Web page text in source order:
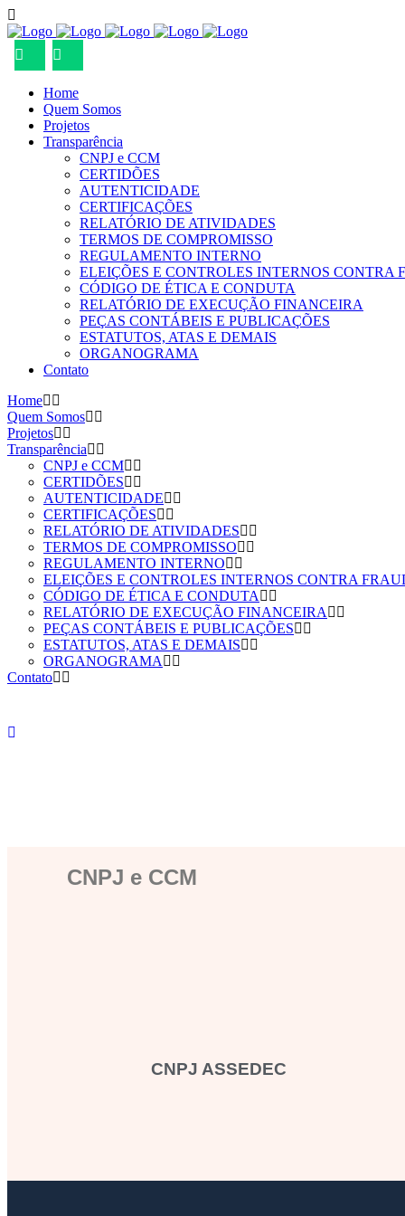
Home
Quem Somos
Projetos
Transparência
CNPJ e CCM
CERTIDÕES
AUTENTICIDADE
CERTIFICAÇÕES
RELATÓRIO DE ATIVIDADES
TERMOS DE COMPROMISSO
REGULAMENTO INTERNO
ELEIÇÕES E CONTROLES INTERNOS CONTRA
CÓDIGO DE ÉTICA E CONDUTA
RELATÓRIO DE EXECUÇÃO FINANCEIRA
PEÇAS CONTÁBEIS E PUBLICAÇÕES
ESTATUTOS, ATAS E DEMAIS
ORGANOGRAMA
Contato
Home
Quem Somos
Projetos
Transparência
CNPJ e CCM
CERTIDÕES
AUTENTICIDADE
CERTIFICAÇÕES
RELATÓRIO DE ATIVIDADES
TERMOS DE COMPROMISSO
REGULAMENTO INTERNO
ELEIÇÕES E CONTROLES INTERNOS CONTRA
CÓDIGO DE ÉTICA E CONDUTA
RELATÓRIO DE EXECUÇÃO FINANCEIRA
PEÇAS CONTÁBEIS E PUBLICAÇÕES
ESTATUTOS, ATAS E DEMAIS
ORGANOGRAMA
Contato
CNPJ e CCM
CNPJ ASSEDEC